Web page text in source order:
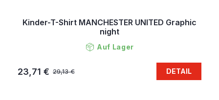
Kinder-T-Shirt MANCHESTER UNITED Graphic
night
Auf Lager
29,13 €
23,71 € DETAIL